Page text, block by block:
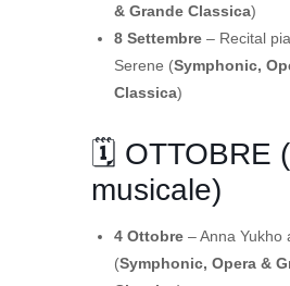
& Grande Classica)
8 Settembre – Recital
Serene (Symphonic,
Classica)
🗓️ OTTOBRE
musicale)
4 Ottobre – Anna Yukho
(Symphonic, Opera &